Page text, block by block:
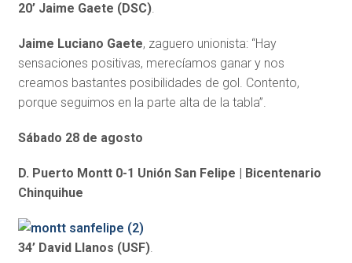
20’ Jaime Gaete (DSC).
Jaime Luciano Gaete, zaguero unionista: “Hay
sensaciones positivas, merecíamos ganar y nos
creamos bastantes posibilidades de gol. Contento,
porque seguimos en la parte alta de la tabla”.
Sábado 28 de agosto
D. Puerto Montt 0-1 Unión San Felipe | Bicentenario
Chinquihue
34’ David Llanos (USF).